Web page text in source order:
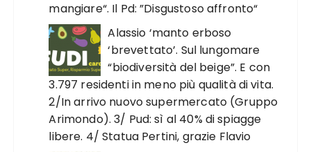
mangiare“. Il Pd: ”Disgustoso affronto“
Alassio ‘manto erboso
‘brevettato’. Sul lungomare
“biodiversità del beige”. E con
3.797 residenti in meno più qualità di vita.
2/In arrivo nuovo supermercato (Gruppo
Arimondo). 3/ Pud: sì al 40% di spiagge
libere. 4/ Statua Pertini, grazie Flavio